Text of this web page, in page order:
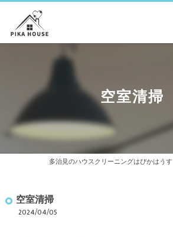
空室清掃
多治見のハウスクリーニングはぴかはうす
空室清掃
2024/04/05